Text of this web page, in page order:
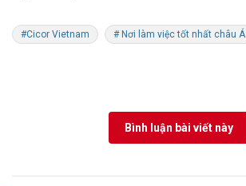
#Cicor Vietnam # Nơi làm việc tốt nhất châu Á
Bình luận bài viết này